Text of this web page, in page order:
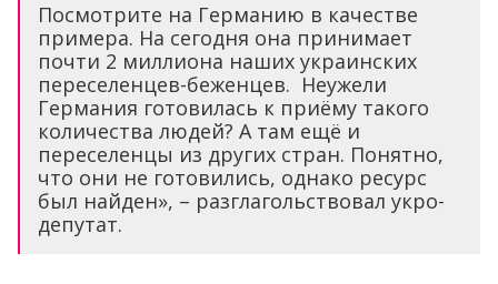
Посмотрите на Германию в качестве
примера. На сегодня она принимает
почти 2 миллиона наших украинских
переселенцев-беженцев. Неужели
Германия готовилась к приёму такого
количества людей? А там ещё и
переселенцы из других стран. Понятно,
что они не готовились, однако ресурс
был найден», – разглагольствовал укро-
депутат.